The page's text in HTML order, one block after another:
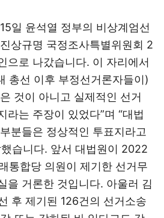
일 윤석열 정부의 비상계엄선
상규명 국정조사특별위원회 2
으로 나갔습니다. 이 자리에서
총선 이후 부정선거론자들이)
것이 아니고 실제적인 선거
라는 주장이 있었다”며 “대법
분들은 정상적인 투표지라고
습니다. 앞서 대법원이 2022
통합당 의원이 제기한 선거무
을 거론한 것입니다. 아울러 김
후 제기된 126건의 선거소송